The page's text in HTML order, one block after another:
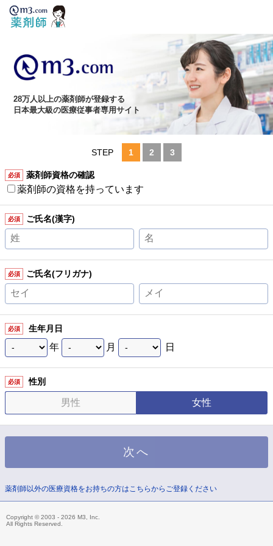
28万人以上の薬剤師が登録する
日本最大級の医療従事者専用サイト
STEP 1 2 3
必須 薬剤師資格の確認
薬剤師の資格を持っています
必須 ご氏名(漢字)
必須 ご氏名(フリガナ)
必須 生年月日
年 月 日
必須 性別
男性 女性
薬剤師以外の医療資格をお持ちの方はこちらからご登録ください
Copyright © 2003 - 2026 M3, Inc.
All Rights Reserved.